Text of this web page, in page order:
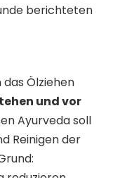
berichteten
Ölziehen
und vor
Ayurveda soll
Reinigen der